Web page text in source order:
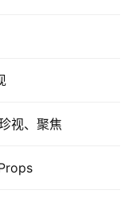
视、聚焦